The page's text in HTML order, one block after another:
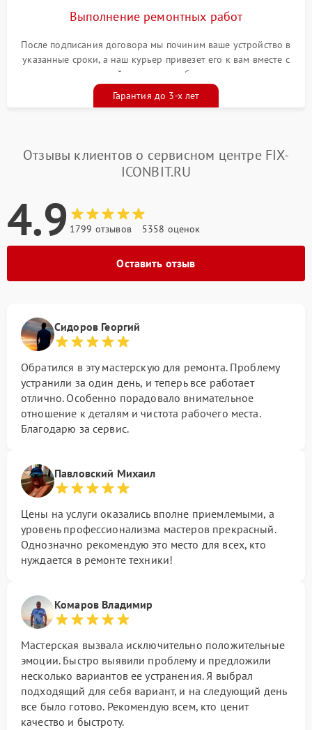
Выполнение ремонтных работ
После подписания договора мы починим ваше устройство в
указанные сроки, а наш курьер привезет его к вам вместе с
гарантийным талоном бесплатно
Гарантия до 3-х лет
Отзывы клиентов о сервисном центре FIX-
ICONBIT.RU
4.9 1799 отзывов 5358 оценок
Оставить отзыв
Сидоров Георгий
Обратился в эту мастерскую для ремонта. Проблему
устранили за один день, и теперь все работает
отлично. Особенно порадовало внимательное
отношение к деталям и чистота рабочего места.
Благодарю за сервис.
Павловский Михаил
Цены на услуги оказались вполне приемлемыми, а
уровень профессионализма мастеров прекрасный.
Однозначно рекомендую это место для всех, кто
нуждается в ремонте техники!
Комаров Владимир
Мастерская вызвала исключительно положительные
эмоции. Быстро выявили проблему и предложили
несколько вариантов ее устранения. Я выбрал
подходящий для себя вариант, и на следующий день
все было готово. Рекомендую всем, кто ценит
качество и быстроту.